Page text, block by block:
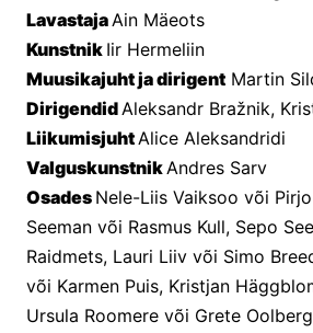
Lavastaja Ain Mäeots
Kunstnik Iir Hermeliin
Muusikajuht ja dirigent Martin
Dirigendid Aleksandr Bražnik,
Liikumisjuht Alice Aleksandridi
Valguskunstnik Andres Sarv
Osades Nele-Liis Vaiksoo või
Seeman või Rasmus Kull, Sepo
Raidmets, Lauri Liiv või Simo
või Karmen Puis, Kristjan
Ursula Roomere või Grete